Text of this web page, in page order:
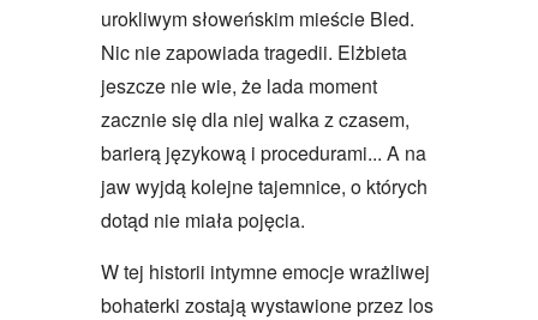
urokliwym słoweńskim mieście Bled.
Nic nie zapowiada tragedii. Elżbieta
jeszcze nie wie, że lada moment
zacznie się dla niej walka z czasem,
barierą językową i procedurami... A na
jaw wyjdą kolejne tajemnice, o których
dotąd nie miała pojęcia.
W tej historii intymne emocje wrażliwej
bohaterki zostają wystawione przez los